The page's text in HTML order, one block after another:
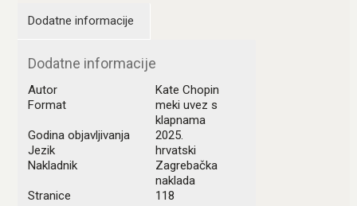
Dodatne informacije
Dodatne informacije
Autor
Kate Chopin
Format
meki uvez s
klapnama
Godina objavljivanja
2025.
Jezik
hrvatski
Nakladnik
Zagrebačka
naklada
Stranice
118